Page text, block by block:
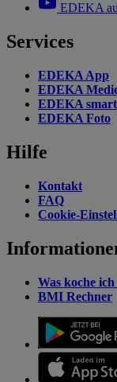
EDEKA
Services
EDEKA App
EDEKA
EDEKA smart
EDEKA Foto
Hilfe
Kontakt
FAQ
Cookie-
Was koche ich
BMI Rechner